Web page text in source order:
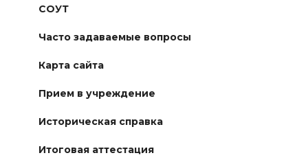
СОУТ
Часто задаваемые вопросы
Карта сайта
Прием в учреждение
Историческая справка
Итоговая аттестация